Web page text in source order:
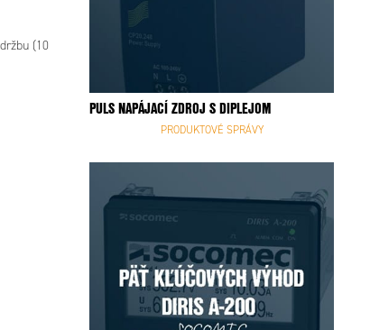
(10
PULS NAPÁJACÍ ZDROJ S DIPLEJOM
PRODUKTOVÉ SPRÁVY